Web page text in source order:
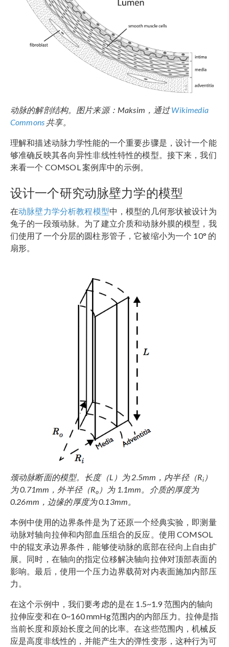
动脉的解剖结构。图片来源：Maksim，通过Wikimedia
Commons 共享。
理解和描述动脉力学性能的一个重要步骤是，设计一个能
够准确反映其各向异性非线性特性的模型。接下来，我们
来看一个 COMSOL 案例库中的示例。
设计一个研究动脉壁力学的模型
在动脉壁力学分析教程模型中，模型的几何形状被设计为
兔子的一段颈动脉。为了建立介质和动脉外膜的模型，我
们使用了一个分层的圆柱形管子，它被缩小为一个 10° 的
扇形。
颈动脉断面的模型。长度（L）为 2.5mm，内半径（Ri ）
为 0.71mm，外半径（Ro ）为 1.1mm。介质的厚度为
0.26mm，边缘的厚度为 0.13mm。
本例中使用的边界条件是为了还原一个经典实验，即测量
动脉对轴向拉伸和内部血压组合的反应。使用 COMSOL
中的辊支承边界条件，能够使动脉的底部在径向上自由扩
展。同时，在轴向的指定位移解决轴向拉伸对顶部表面的
影响。最后，使用一个压力边界载荷对内表面施加内部压
力。
在这个示例中，我们要考虑的是在 1.5~1.9 范围内的轴向
拉伸应变和在 0~160 mmHg范围内的内部压力。拉伸是指
当前长度和原始长度之间的比率。在这些范围内，机械反
应是高度非线性的，并能产生大的弹性变形，这种行为可